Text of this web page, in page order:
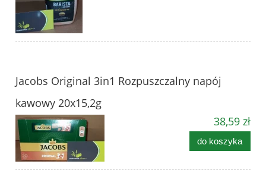
Jacobs Original 3in1 Rozpuszczalny napój
kawowy 20x15,2g
38,59 zł
do koszyka